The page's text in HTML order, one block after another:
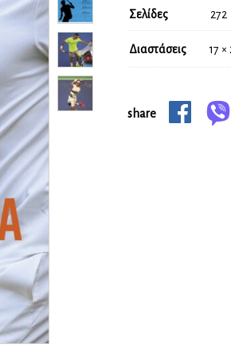
Διαστάσεις 17 ×
Σελίδες 272
share